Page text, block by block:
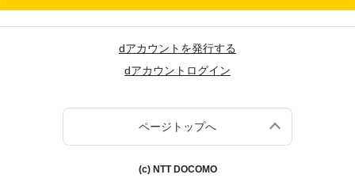
dアカウントを発行する
dアカウントログイン
ページトップへ
(c) NTT DOCOMO